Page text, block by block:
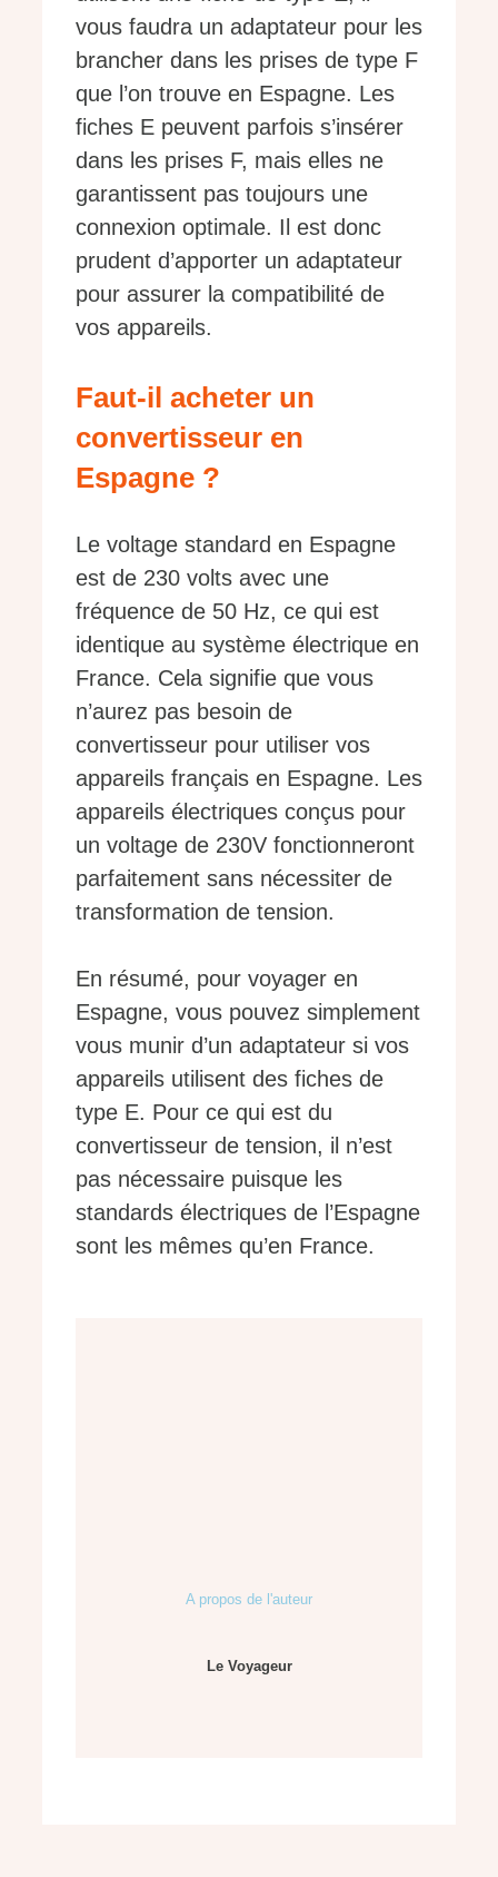
vous faudra un adaptateur pour les
brancher dans les prises de type F
que l’on trouve en Espagne. Les
fiches E peuvent parfois s’insérer
dans les prises F, mais elles ne
garantissent pas toujours une
connexion optimale. Il est donc
prudent d’apporter un adaptateur
pour assurer la compatibilité de
vos appareils.
Faut-il acheter un
convertisseur en
Espagne ?
Le voltage standard en Espagne
est de 230 volts avec une
fréquence de 50 Hz, ce qui est
identique au système électrique en
France. Cela signifie que vous
n’aurez pas besoin de
convertisseur pour utiliser vos
appareils français en Espagne. Les
appareils électriques conçus pour
un voltage de 230V fonctionneront
parfaitement sans nécessiter de
transformation de tension.
En résumé, pour voyager en
Espagne, vous pouvez simplement
vous munir d’un adaptateur si vos
appareils utilisent des fiches de
type E. Pour ce qui est du
convertisseur de tension, il n’est
pas nécessaire puisque les
standards électriques de l’Espagne
sont les mêmes qu’en France.
A propos de l'auteur
Le Voyageur